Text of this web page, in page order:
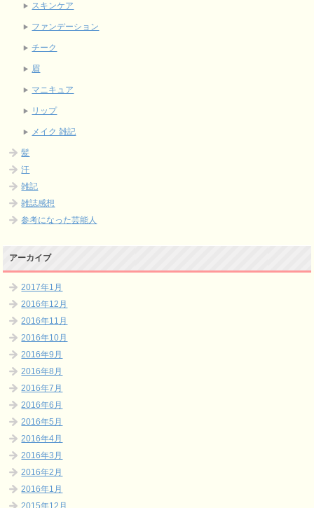
スキンケア
ファンデーション
チーク
眉
マニキュア
リップ
メイク 雑記
髪
汗
雑記
雑誌感想
参考になった芸能人
アーカイブ
2017年1月
2016年12月
2016年11月
2016年10月
2016年9月
2016年8月
2016年7月
2016年6月
2016年5月
2016年4月
2016年3月
2016年2月
2016年1月